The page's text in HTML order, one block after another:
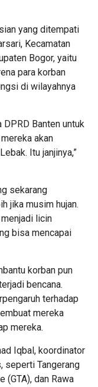
yang ditempati
Kecamatan
Bogor, yaitu
para korban
di wilayahnya
Banten untuk
akan
Itu janjinya,”
sekarang
jika musim hujan.
licin
bisa mencapai
korban pun
bencana.
terhadap
mereka
mereka.
Iqbal, koordinator
seperti Tangerang
(GTA), dan Rawa